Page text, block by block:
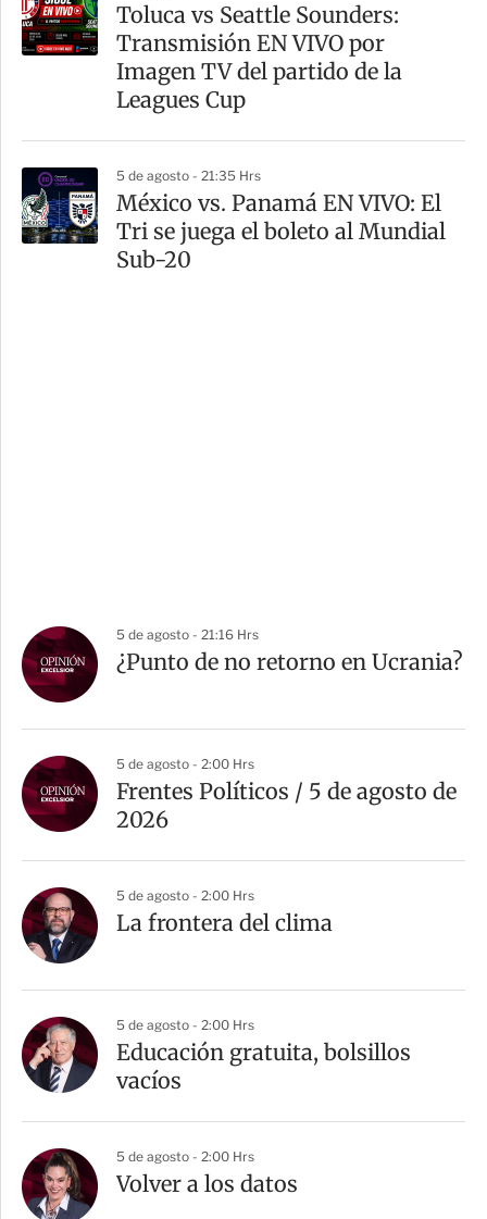
Toluca vs Seattle Sounders:
Transmisión EN VIVO por
Imagen TV del partido de la
Leagues Cup
5 de agosto - 21:35 Hrs
México vs. Panamá EN VIVO: El
Tri se juega el boleto al Mundial
Sub-20
5 de agosto - 21:16 Hrs
¿Punto de no retorno en Ucrania?
5 de agosto - 2:00 Hrs
Frentes Políticos / 5 de agosto de
2026
5 de agosto - 2:00 Hrs
La frontera del clima
5 de agosto - 2:00 Hrs
Educación gratuita, bolsillos
vacíos
5 de agosto - 2:00 Hrs
Volver a los datos